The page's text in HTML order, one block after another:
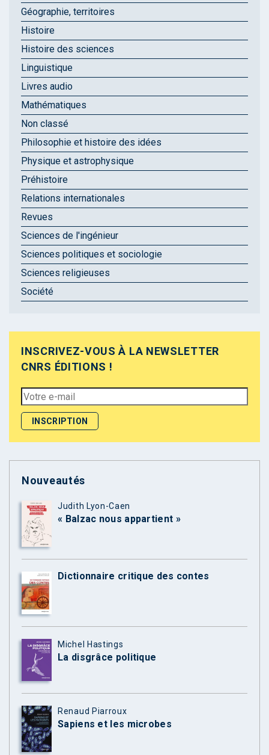
Géographie, territoires
Histoire
Histoire des sciences
Linguistique
Livres audio
Mathématiques
Non classé
Philosophie et histoire des idées
Physique et astrophysique
Préhistoire
Relations internationales
Revues
Sciences de l'ingénieur
Sciences politiques et sociologie
Sciences religieuses
Société
INSCRIVEZ-VOUS À LA NEWSLETTER
CNRS ÉDITIONS !
Nouveautés
Judith Lyon-Caen
« Balzac nous appartient »
Dictionnaire critique des contes
Michel Hastings
La disgrâce politique
Renaud Piarroux
Sapiens et les microbes